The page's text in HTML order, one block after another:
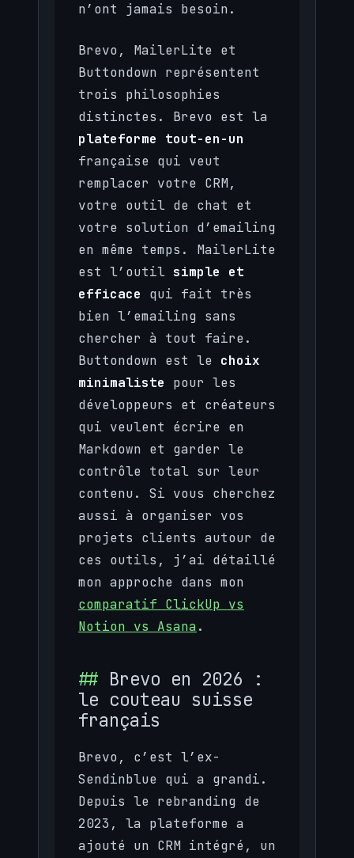
n’ont jamais besoin.
Brevo, MailerLite et
Buttondown représentent
trois philosophies
distinctes. Brevo est la
plateforme tout-en-un
française qui veut
remplacer votre CRM,
votre outil de chat et
votre solution d’emailing
en même temps. MailerLite
est l’outil simple et
efficace qui fait très
bien l’emailing sans
chercher à tout faire.
Buttondown est le choix
minimaliste pour les
développeurs et créateurs
qui veulent écrire en
Markdown et garder le
contrôle total sur leur
contenu. Si vous cherchez
aussi à organiser vos
projets clients autour de
ces outils, j’ai détaillé
mon approche dans mon
comparatif ClickUp vs
Notion vs Asana.
Brevo en 2026 :
le couteau suisse
français
Brevo, c’est l’ex-
Sendinblue qui a grandi.
Depuis le rebranding de
2023, la plateforme a
ajouté un CRM intégré, un